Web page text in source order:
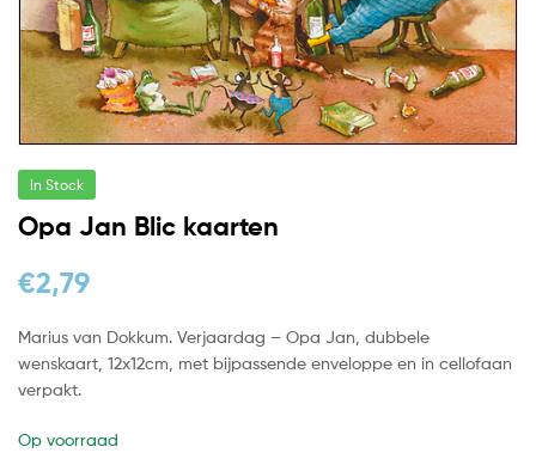
In Stock
Opa Jan Blic kaarten
€2,79
Marius van Dokkum. Verjaardag – Opa Jan, dubbele
wenskaart, 12x12cm, met bijpassende enveloppe en in cellofaan
verpakt.
Op voorraad